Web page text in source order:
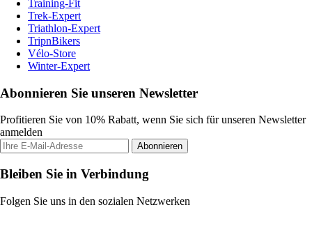
Training-Fit
Trek-Expert
Triathlon-Expert
TripnBikers
Vélo-Store
Winter-Expert
Abonnieren Sie unseren Newsletter
Profitieren Sie von 10% Rabatt, wenn Sie sich für unseren Newsletter
anmelden
Abonnieren
Bleiben Sie in Verbindung
Folgen Sie uns in den sozialen Netzwerken